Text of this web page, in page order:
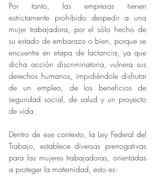
Por tanto, las empresas tienen
estrictamente prohibido despedir a una
mujer trabajadora, por el sólo hecho de
su estado de embarazo o bien, porque se
encuentre en etapa de lactancia, ya que
dicha acción discriminatoria, vulnera sus
derechos humanos, impidiéndole disfrutar
de un empleo, de los beneficios de
seguridad social, de salud y un proyecto
de vida.
Dentro de ese contexto, la Ley Federal del
Trabajo, establece diversas prerrogativas
para las mujeres trabajadoras, orientadas
a proteger la maternidad, esto es: